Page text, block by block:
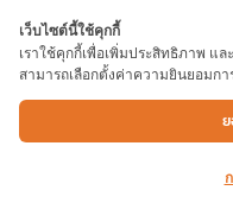
ลูกรีเวท ตะปูยิงรีเ
เบอร์ 6-2 3/
สำหรับยึดโล
เว็บไซต์นี้ใช้คุกกี้
เราใช้คุกกี้เพื่อเพิ่มประสิทธิภาพ แ
สามารถเลือกตั้งค่าความยินยอมก